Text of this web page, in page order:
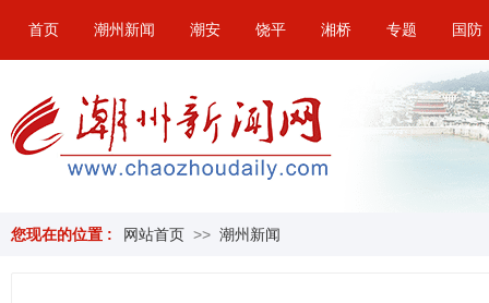
首页 潮州新闻 潮安 饶平 湘桥 专题 国防
您现在的位置 : 网站首页 >> 潮州新闻